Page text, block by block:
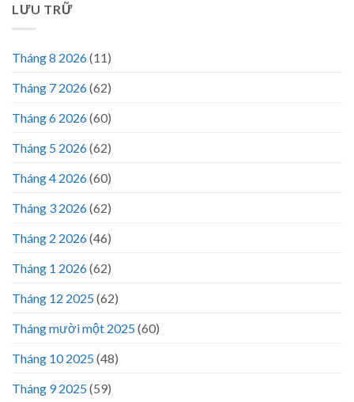
LƯU TRỮ
Tháng 8 2026(11)
Tháng 7 2026(62)
Tháng 6 2026(60)
Tháng 5 2026(62)
Tháng 4 2026(60)
Tháng 3 2026(62)
Tháng 2 2026(46)
Tháng 1 2026(62)
Tháng 12 2025(62)
Tháng mười một 2025(60)
Tháng 10 2025(48)
Tháng 9 2025(59)